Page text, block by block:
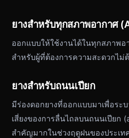
ยางสำหรับทุกสภาพอากาศ
ออกแบบให้ใช้งานได้ในทุกสภาพอ
สำหรับผู้ที่ต้องการความสะดวกไม่
ยางสำหรับถนนเปียก
มีร่องดอกยางที่ออกแบบมาเพื่อระ
เสี่ยงของการลื่นไถลบนถนนเปียก
สำคัญมากในช่วงฤดูฝนของประเท